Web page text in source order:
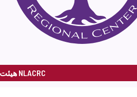
هیئت NLACRC